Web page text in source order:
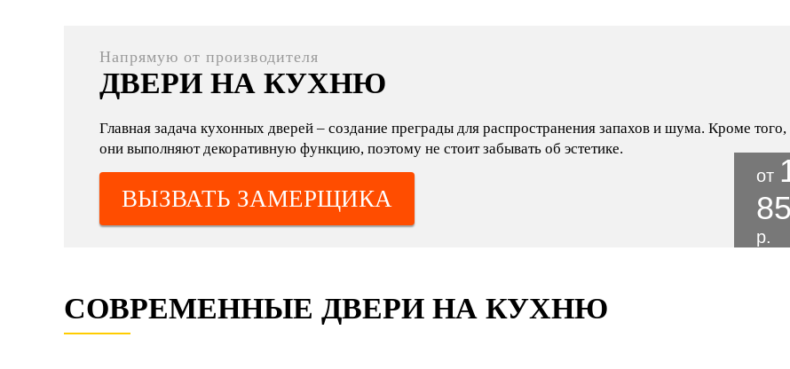
Напрямую от производителя
ДВЕРИ НА КУХНЮ
Главная задача кухонных дверей – создание преграды для распространения запахов и шума. Кроме того,
они выполняют декоративную функцию, поэтому не стоит забывать об эстетике.
ВЫЗВАТЬ ЗАМЕРЩИКА
от
р.
СОВРЕМЕННЫЕ ДВЕРИ НА КУХНЮ